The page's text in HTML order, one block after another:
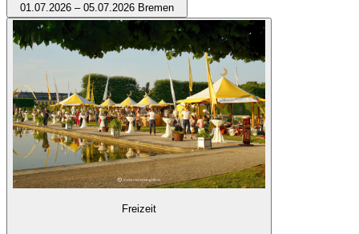
01.07.2026 – 05.07.2026 Bremen
Freizeit